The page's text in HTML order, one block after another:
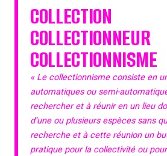
COLLECTION
COLLECTIONNEUR
COLLECTIONNISME
« Le collectionnisme consiste en
automatiques ou semi-
rechercher et à réunir en un lieu
d’une ou plusieurs espèces sans
recherche et à cette réunion un
pratique pour la collectivité ou